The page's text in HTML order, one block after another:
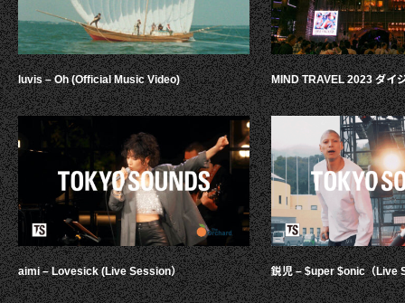
luvis – Oh (Official Music Video)
aimi – Lovesick (Live Session）
MIND TRAVEL 2023 ダイ
鋭児 – $uper $onic（Live